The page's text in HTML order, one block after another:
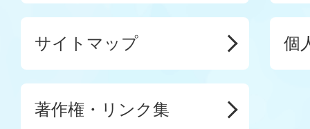
サイトマップ 個
著作権・リンク集